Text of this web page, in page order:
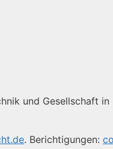
und Gesellschaft
. Berichtigungen: